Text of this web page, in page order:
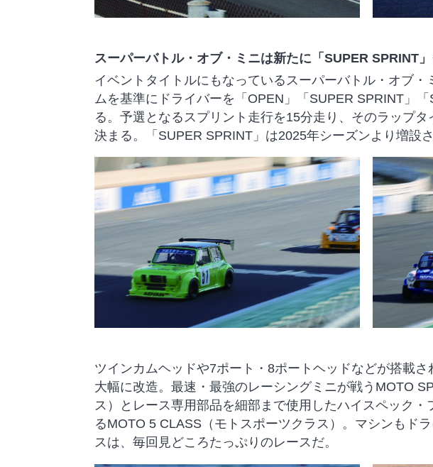
スーパーバトル・オブ・ミニは新たに「SUPER SPRINT
イベントタイトルにもなっているスーパーバトル・オブ
ムを基準にドライバーを「OPEN」「SUPER SPRINT」
る。予選となるスプリント走行を15分走り、そのラップ
決まる。「SUPER SPRINT」は2025年シーズンより増設
ツインカムヘッドや7ポート・8ポートヘッドなどが搭載
大幅に改造。最速・最強のレーシングミニが戦うMOTO
ス）とレース専用部品を細部まで使用したハイスペック・
るMOTO 5 CLASS（モトスポーツクラス）。マシンもド
スは、毎回見どころたっぷりのレースだ。